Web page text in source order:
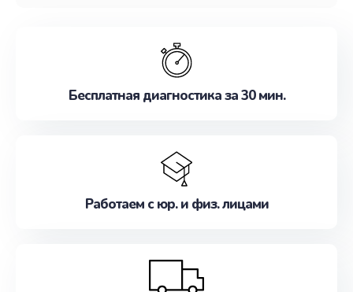
Бесплатная диагностика за 30 мин.
Работаем с юр. и физ. лицами